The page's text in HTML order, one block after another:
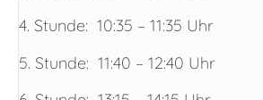
4. Stunde: 10:35 – 11:35 Uhr
5. Stunde: 11:40 – 12:40 Uhr